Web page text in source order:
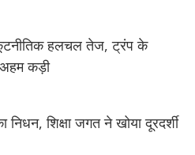
हलचल तेज, ट्रंप के
कड़ी
निधन, शिक्षा जगत ने खोया दूरदर्शी